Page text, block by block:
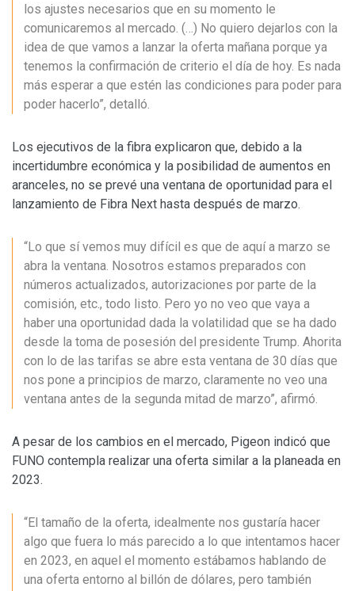
los ajustes necesarios que en su momento le
comunicaremos al mercado. (…) No quiero dejarlos con la
idea de que vamos a lanzar la oferta mañana porque ya
tenemos la confirmación de criterio el día de hoy. Es nada
más esperar a que estén las condiciones para poder para
poder hacerlo”, detalló.
Los ejecutivos de la fibra explicaron que, debido a la
incertidumbre económica y la posibilidad de aumentos en
aranceles, no se prevé una ventana de oportunidad para el
lanzamiento de Fibra Next hasta después de marzo.
“Lo que sí vemos muy difícil es que de aquí a marzo se
abra la ventana. Nosotros estamos preparados con
números actualizados, autorizaciones por parte de la
comisión, etc., todo listo. Pero yo no veo que vaya a
haber una oportunidad dada la volatilidad que se ha dado
desde la toma de posesión del presidente Trump. Ahorita
con lo de las tarifas se abre esta ventana de 30 días que
nos pone a principios de marzo, claramente no veo una
ventana antes de la segunda mitad de marzo”, afirmó.
A pesar de los cambios en el mercado, Pigeon indicó que
FUNO contempla realizar una oferta similar a la planeada en
2023.
“El tamaño de la oferta, idealmente nos gustaría hacer
algo que fuera lo más parecido a lo que intentamos hacer
en 2023, en aquel el momento estábamos hablando de
una oferta entorno al billón de dólares, pero también